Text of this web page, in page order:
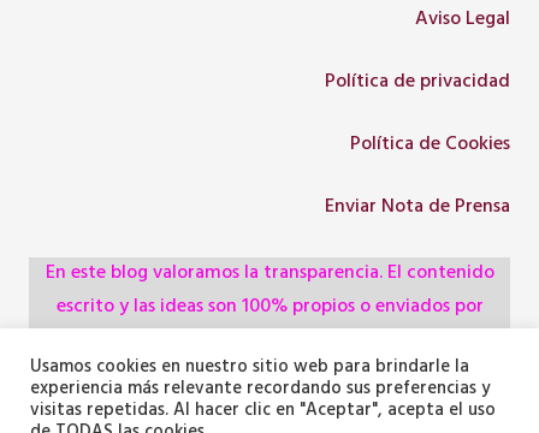
Aviso Legal
Política de privacidad
Política de Cookies
Enviar Nota de Prensa
En este blog valoramos la transparencia. El contenido
escrito y las ideas son 100% propios o enviados por
administraciones, pero utilizamos herramientas de
inteligencia artificial para optimizar la maquetación del
Usamos cookies en nuestro sitio web para brindarle la
experiencia más relevante recordando sus preferencias y
visitas repetidas. Al hacer clic en "Aceptar", acepta el uso